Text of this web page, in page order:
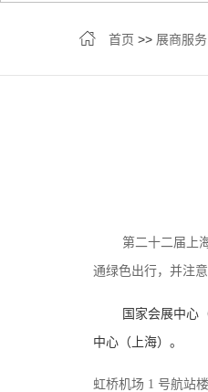
首页 >> 展商服务
第二十二届上
通绿色出行，并注
国家会展中心
中心（上海）。
虹桥机场 1 号航站